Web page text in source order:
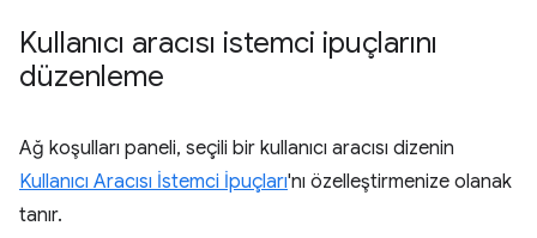
Kullanıcı aracısı istemci ipuçlarını
düzenleme
Ağ koşulları paneli, seçili bir kullanıcı aracısı dizenin
Kullanıcı Aracısı İstemci İpuçları'nı özelleştirmenize olanak
tanır.